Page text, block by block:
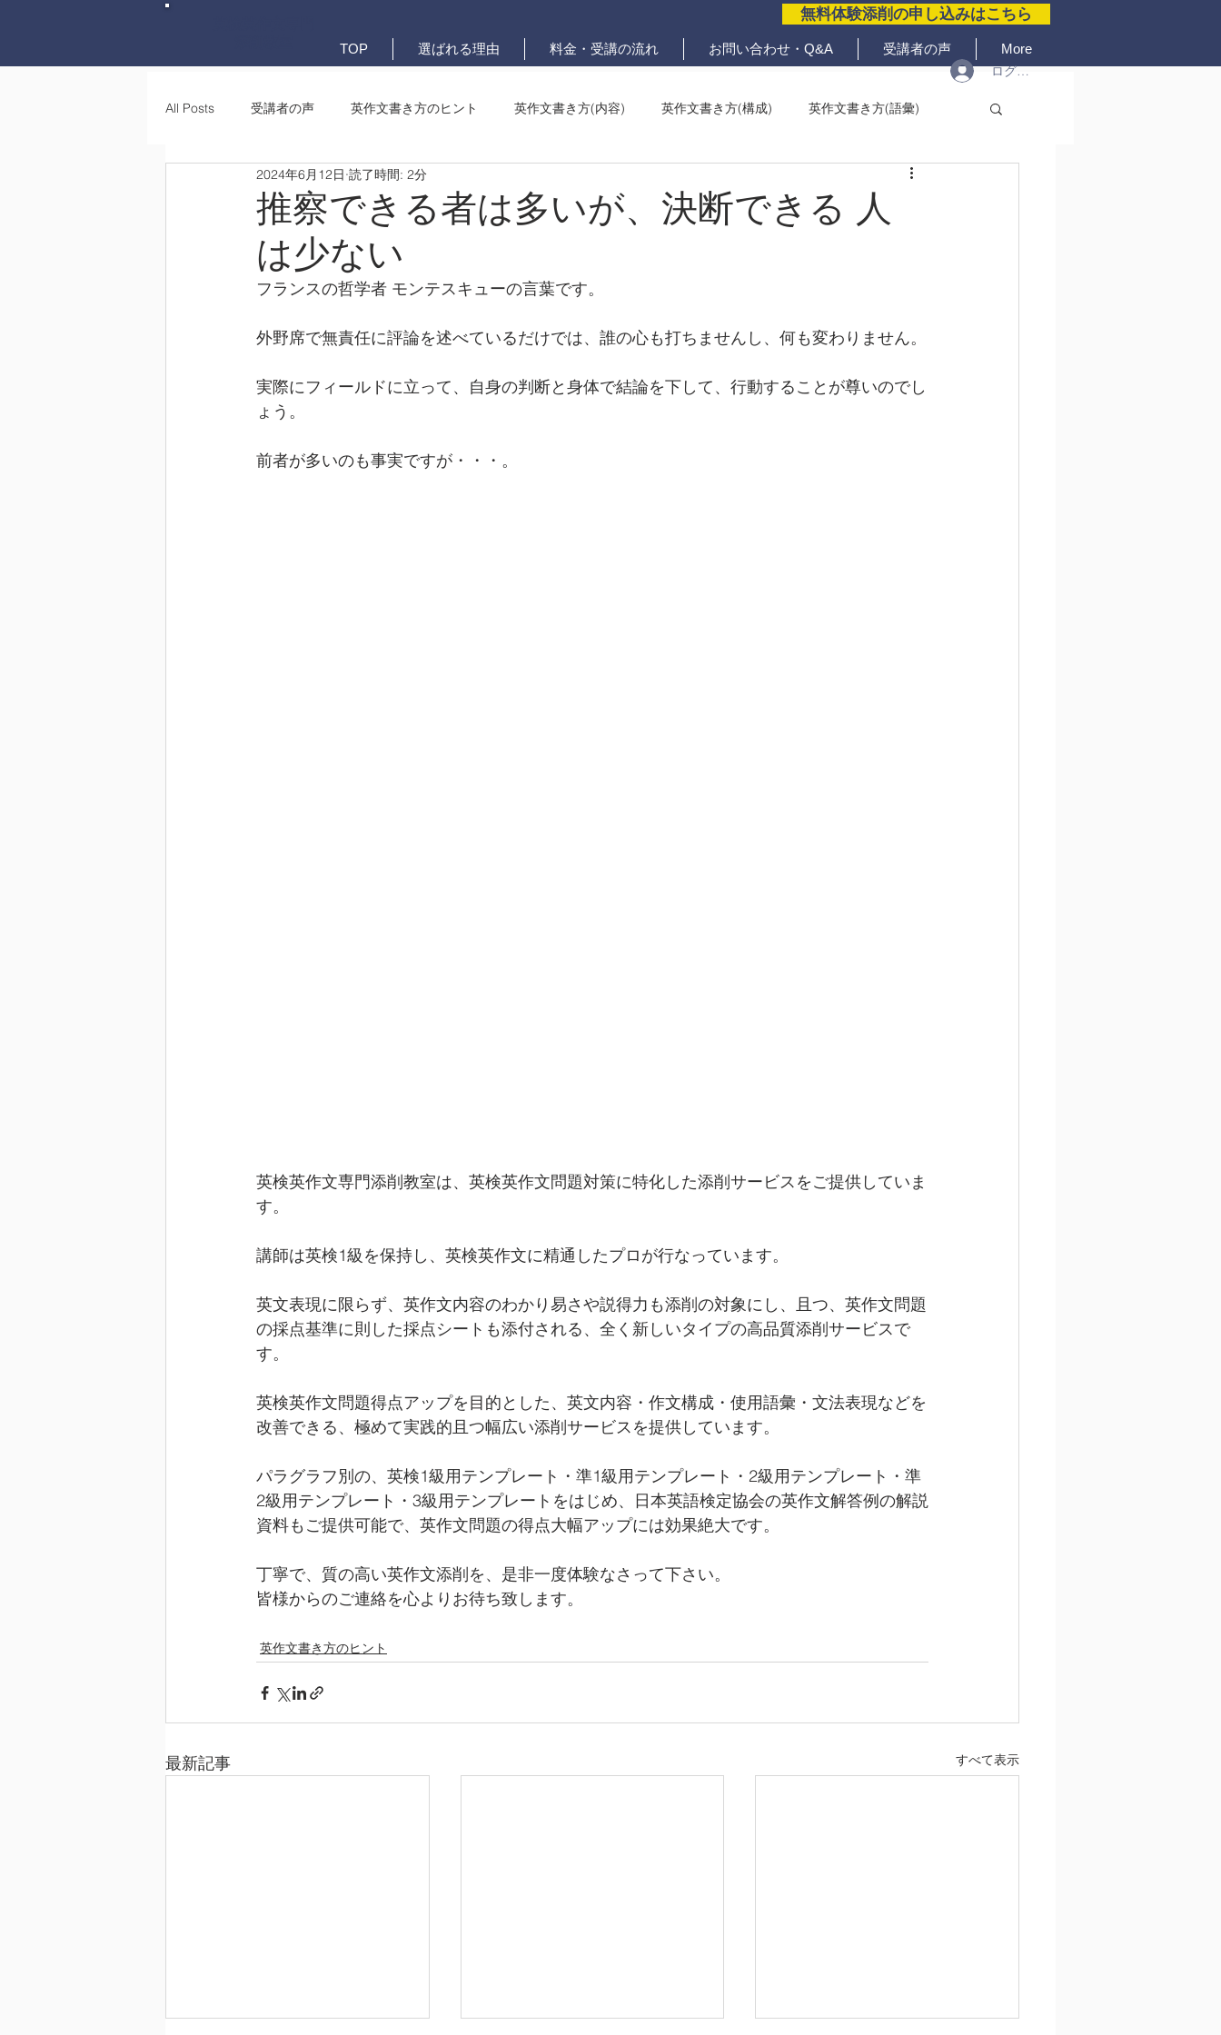
無料体験添削の申し込みはこちら
TOP 選ばれる理由 料金・受講の流れ お問い合わせ・Q&A 受講者の声 More
ログイン
All Posts 受講者の声 英作文書き方のヒント 英作文書き方(内容) 英作文書き方(構成) 英作文書き方(語彙)
英作文書き方(文法) 要約・e-メール問題
推察できる者は多いが、決断できる 人
は少ない
2024年6月12日 読了時間: 2分
フランスの哲学者 モンテスキューの言葉です。
外野席で無責任に評論を述べているだけでは、誰の心も打ちませんし、何も変わりません。
実際にフィールドに立って、自身の判断と身体で結論を下して、行動することが尊いのでし
ょう。
前者が多いのも事実ですが・・・。
英検英作文専門添削教室は、英検英作文問題対策に特化した添削サービスをご提供していま
す。
講師は英検1級を保持し、英検英作文に精通したプロが行なっています。
英文表現に限らず、英作文内容のわかり易さや説得力も添削の対象にし、且つ、英作文問題
の採点基準に則した採点シートも添付される、全く新しいタイプの高品質添削サービスで
す。
英検英作文問題得点アップを目的とした、英文内容・作文構成・使用語彙・文法表現などを
改善できる、極めて実践的且つ幅広い添削サービスを提供しています。
パラグラフ別の、英検1級用テンプレート・準1級用テンプレート・2級用テンプレート・準
2級用テンプレート・3級用テンプレートをはじめ、日本英語検定協会の英作文解答例の解説
資料もご提供可能で、英作文問題の得点大幅アップには効果絶大です。
丁寧で、質の高い英作文添削を、是非一度体験なさって下さい。
皆様からのご連絡を心よりお待ち致します。
英作文書き方のヒント
最新記事 すべて表示